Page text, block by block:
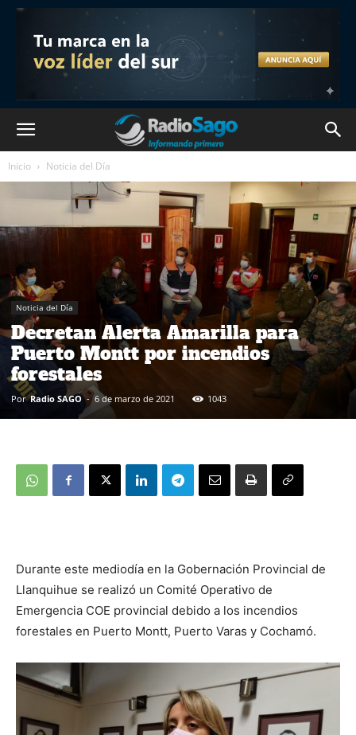
Inicio Noticia del Día
Noticia del Día
Decretan Alerta Amarilla para
Puerto Montt por incendios
forestales
Por Radio SAGO - 6 de marzo de 2021 1043
Durante este mediodía en la Gobernación Provincial de
Llanquihue se realizó un Comité Operativo de
Emergencia COE provincial debido a los incendios
forestales en Puerto Montt, Puerto Varas y Cochamó.